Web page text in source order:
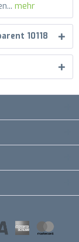
mehr
10118